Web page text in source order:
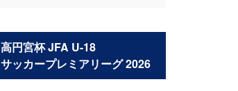
高円宮杯 JFA U-18
サッカープレミアリーグ 2026